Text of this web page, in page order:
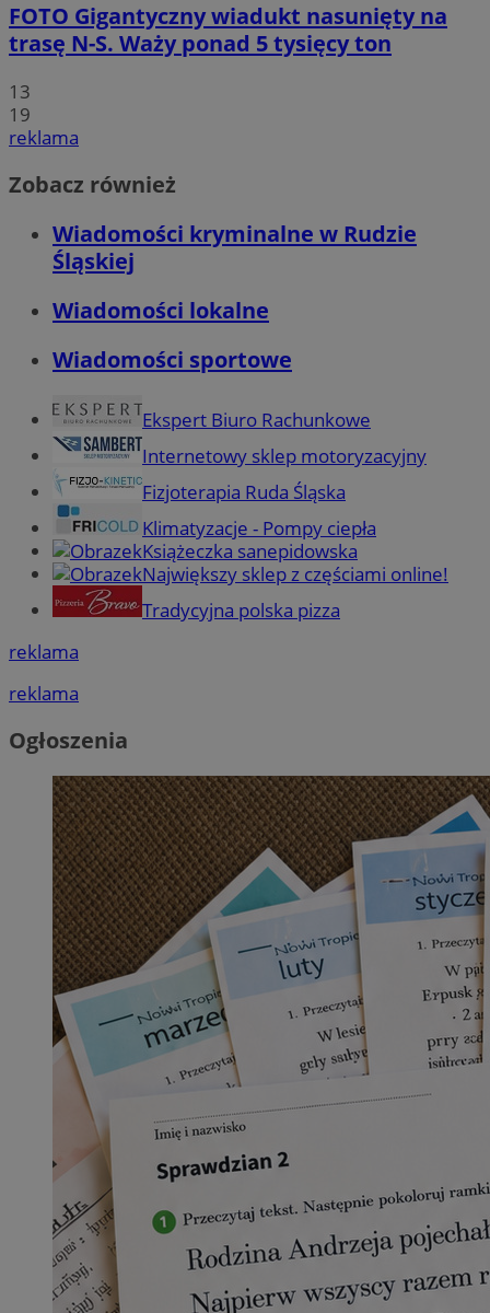
FOTO Gigantyczny wiadukt nasunięty na
trasę N-S. Waży ponad 5 tysięcy ton
13
19
reklama
Zobacz również
Wiadomości kryminalne w Rudzie
Śląskiej
Wiadomości lokalne
Wiadomości sportowe
Ekspert Biuro Rachunkowe
Internetowy sklep motoryzacyjny
Fizjoterapia Ruda Śląska
Klimatyzacje - Pompy ciepła
Książeczka sanepidowska
Największy sklep z częściami online!
Tradycyjna polska pizza
reklama
reklama
Ogłoszenia